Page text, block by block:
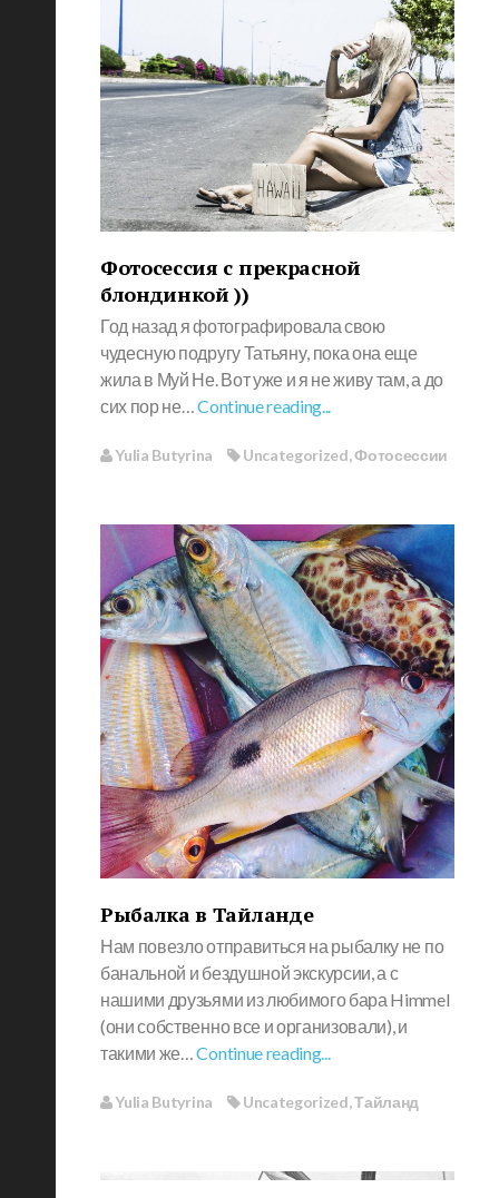
Фотосессия с прекрасной
блондинкой ))
Год назад я фотографировала свою
чудесную подругу Татьяну, пока она еще
жила в Муй Не. Вот уже и я не живу там, а до
сих пор не…Continue reading...
Yulia Butyrina Uncategorized,Фотосессии
Рыбалка в Тайланде
Нам повезло отправиться на рыбалку не по
банальной и бездушной экскурсии, а с
нашими друзьями из любимого бара Himmel
(они собственно все и организовали), и
такими же…Continue reading...
Yulia Butyrina Uncategorized,Тайланд